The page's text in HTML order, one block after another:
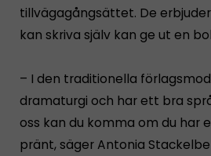
tillvägagångsättet. De
kan skriva själv kan ge ut en
– I den traditionella
dramaturgi och har ett bra
oss kan du komma om du har
pränt, säger Antonia